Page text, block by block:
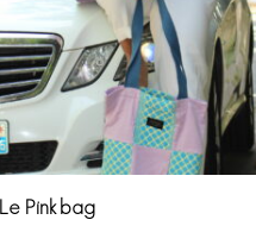
Le Pink bag